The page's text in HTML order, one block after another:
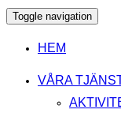
Toggle navigation
HEM
VÅRA